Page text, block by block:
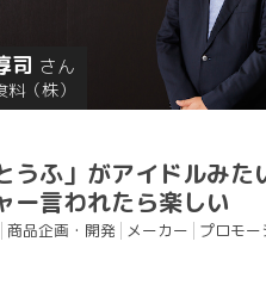
司 さん
（株）
うふ」がアイドルみた
ー言われたら楽しい
商品企画・開発 メーカー プロモー